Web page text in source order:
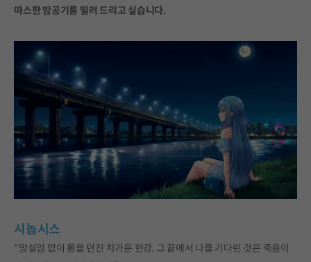
따스한 밤공기를 빌려 드리고 싶습니다.
시놉시스
"망설임 없이 몸을 던진 차가운 한강, 그 끝에서 나를 기다린 것은 죽음이